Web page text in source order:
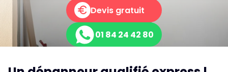
Devis gratuit
01 84 24 42 80